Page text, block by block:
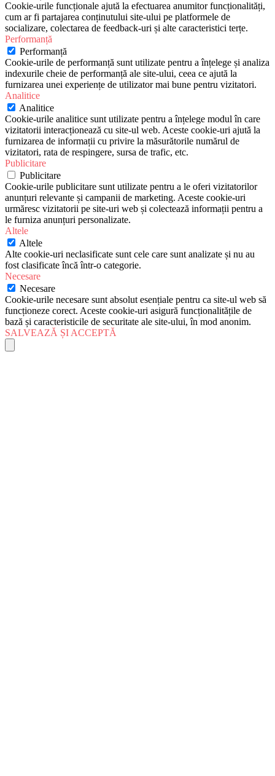
Cookie-urile funcționale ajută la efectuarea anumitor funcționalități,
cum ar fi partajarea conținutului site-ului pe platformele de
socializare, colectarea de feedback-uri și alte caracteristici terțe.
Performanță
Performanță
Cookie-urile de performanță sunt utilizate pentru a înțelege și analiza
indexurile cheie de performanță ale site-ului, ceea ce ajută la
furnizarea unei experiențe de utilizator mai bune pentru vizitatori.
Analitice
Analitice
Cookie-urile analitice sunt utilizate pentru a înțelege modul în care
vizitatorii interacționează cu site-ul web. Aceste cookie-uri ajută la
furnizarea de informații cu privire la măsurătorile numărul de
vizitatori, rata de respingere, sursa de trafic, etc.
Publicitare
Publicitare
Cookie-urile publicitare sunt utilizate pentru a le oferi vizitatorilor
anunțuri relevante și campanii de marketing. Aceste cookie-uri
urmăresc vizitatorii pe site-uri web și colectează informații pentru a
le furniza anunțuri personalizate.
Altele
Altele
Alte cookie-uri neclasificate sunt cele care sunt analizate și nu au
fost clasificate încă într-o categorie.
Necesare
Necesare
Cookie-urile necesare sunt absolut esențiale pentru ca site-ul web să
funcționeze corect. Aceste cookie-uri asigură funcționalitățile de
bază și caracteristicile de securitate ale site-ului, în mod anonim.
SALVEAZĂ ȘI ACCEPTĂ